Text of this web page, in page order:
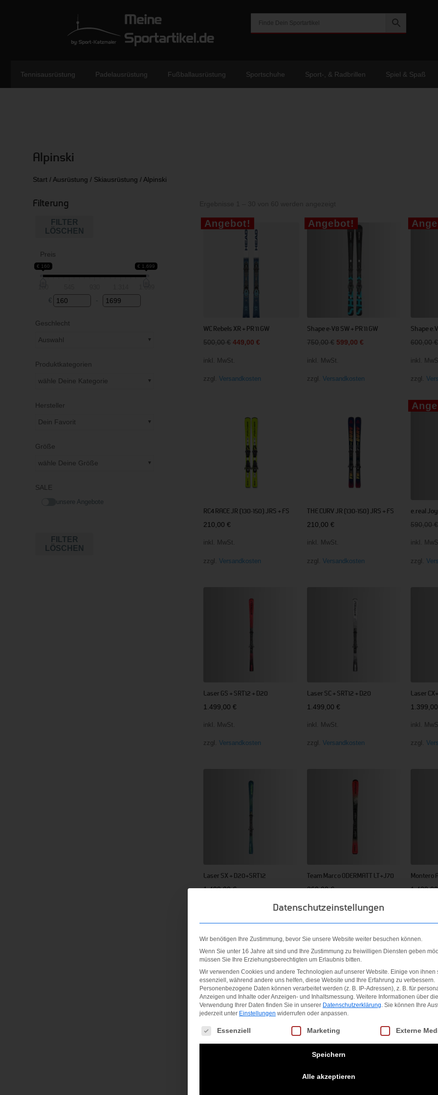
Tennisausrüstung Padelausrüstung Fußballausrüstung Sportschuhe Sport-, & Radbrillen Spiel & Spaß
Alpinski
Start / Ausrüstung / Skiausrüstung / Alpinski
Filterung
FILTER
LÖSCHEN
Preis
€ 160 € 1.699
€
Minimum Price
-
Maximum Price
Geschlecht
Auswahl
Produktkategorien
wähle Deine Kategorie
Hersteller
Dein Favorit
Größe
wähle Deine Größe
SALE
unsere Angebote
FILTER
LÖSCHEN
sortiert
Angebot!
WC Rebels XR + PR 11 GW
500,00€ Ursprünglicher
500,00 €
449,00€
449,00 €.
inkl. MwSt.
zzgl.Versandkosten
Angebot!
Shape e-V8 SW + PR 11 GW
750,00 € Ursprünglicher
750,00 €
599,00 €
599,00 €.
inkl. MwSt.
zzgl. Versandkosten
Shape
600,00 €
inkl.
zzgl.
RC4 RACE JR (130-150) JRS + FS
210,00€
inkl. MwSt.
zzgl.Versandkosten
THE CURV JR (130-150) JRS + FS
210,00 €
inkl. MwSt.
zzgl. Versandkosten
e.real Joy
590,00 €
inkl.
zzgl.
Laser GS + SRT12 + D20
1.499,00€
inkl. MwSt.
zzgl. Versandkosten
Laser SC + SRT12 + D20
1.499,00 €
inkl. MwSt.
zzgl. Versandkosten
Laser
1.399,00
inkl.
zzgl.
Laser SX + D20+SRT12
1.499,00€
zzgl.Versandkosten
Team Marco ODERMATT LT+J70
260,00€
inkl. MwSt.
zzgl.Versandkosten
Montero
zzgl.
Supershape Team Easy + JRS 7.5
THE
Datenschutzeinstellungen
Wir benötigen Ihre Zustimmung, bevor Sie unsere Website weiter besuchen können.
Wenn Sie unter 16 Jahre alt sind und Ihre Zustimmung zu freiwilligen Diensten geben
müssen Sie Ihre Erziehungsberechtigten um Erlaubnis bitten.
Wir verwenden Cookies und andere Technologien auf unserer Website. Einige von ihnen
essenziell, während andere uns helfen, diese Website und Ihre Erfahrung zu verbessern.
Personenbezogene Daten können verarbeitet werden (z. B. IP-Adressen), z. B. für
Anzeigen und Inhalte oder Anzeigen- und Inhaltsmessung. Weitere Informationen über die
Verwendung Ihrer Daten finden Sie in unserer Datenschutzerklärung Sie können Ihre
jederzeit unter Einstellungen widerrufen oder anpassen.
Es folgt eine Liste der Service-Gruppen, für die eine Einwilligung erteilt
Essenziell Marketing Externe
Speichern
Alle akzeptieren